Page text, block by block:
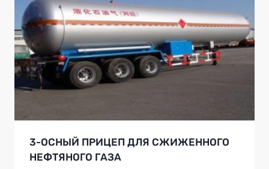
3-ОСНЫЙ ПРИЦЕП ДЛЯ СЖИЖЕННОГО
НЕФТЯНОГО ГАЗА